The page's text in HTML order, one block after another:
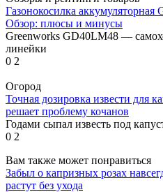
Газонокосилка
Обзор: плюсы и минусы
Greenworks GD40LM48 —
линейки
0 2
Огород
Точная дозировка извести для
решает проблему кочанов
Годами сыпал известь под
0 2
Вам также может понравиться
Забыл о капризных розах
растут без ухода